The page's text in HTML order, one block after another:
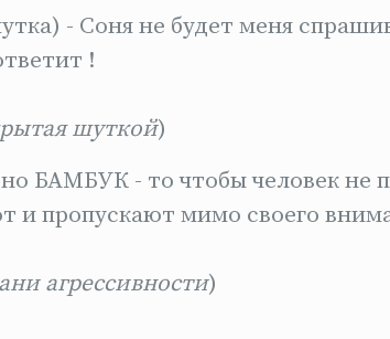
- Соня не будет меня
!
шуткой)
БАМБУК - то чтобы человек не
и пропускают мимо своего
агрессивности)